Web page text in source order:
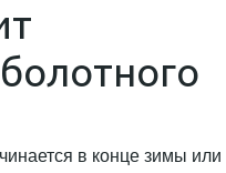
в конце зимы или